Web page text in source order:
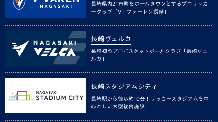
長崎県内21市町をホームタウンとするプロサッカ
ークラブ「V・ファーレン長崎」
長崎ヴェルカ
長崎初のプロバスケットボールクラブ「長崎ヴェ
ルカ」
長崎スタジアムシティ
長崎駅から徒歩約10分！サッカースタジアムを中
心とした大型複合施設